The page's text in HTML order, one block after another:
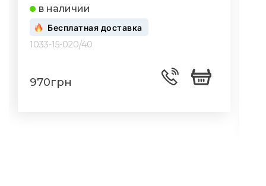
в наличии
Бесплатная доставка
1033-15-020/40
970грн